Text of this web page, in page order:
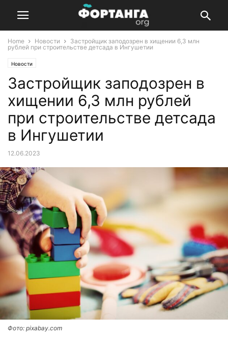
Home Новости
Застройщик заподозрен в хищении 6,3 млн
рублей при строительстве детсада в Ингушетии
Новости
Застройщик заподозрен в
хищении 6,3 млн рублей
при строительстве детсада
в Ингушетии
12.06.2023
Фото: pixabay.com